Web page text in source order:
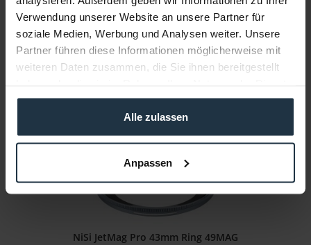
Verwendung unserer Website an unsere Partner für
soziale Medien, Werbung und Analysen weiter. Unsere
Partner führen diese Informationen möglicherweise mit
weiteren Daten zusammen, die Sie ihnen bereitgestellt
gesammelt haben.
Alle zulassen
Anpassen
€ 9,92
NiSi JetMag Pro 43mm Ring 49MAG